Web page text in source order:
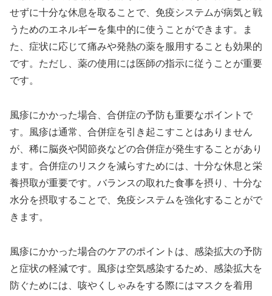
せずに十分な休息を取ることで、免疫システムが病気と戦
うためのエネルギーを集中的に使うことができます。ま
た、症状に応じて痛みや発熱の薬を服用することも効果的
です。ただし、薬の使用には医師の指示に従うことが重要
です。
風疹にかかった場合、合併症の予防も重要なポイントで
す。風疹は通常、合併症を引き起こすことはありません
が、稀に脳炎や関節炎などの合併症が発生することがあり
ます。合併症のリスクを減らすためには、十分な休息と栄
養摂取が重要です。バランスの取れた食事を摂り、十分な
水分を摂取することで、免疫システムを強化することがで
きます。
風疹にかかった場合のケアのポイントは、感染拡大の予防
と症状の軽減です。風疹は空気感染するため、感染拡大を
防ぐためには、咳やくしゃみをする際にはマスクを着用